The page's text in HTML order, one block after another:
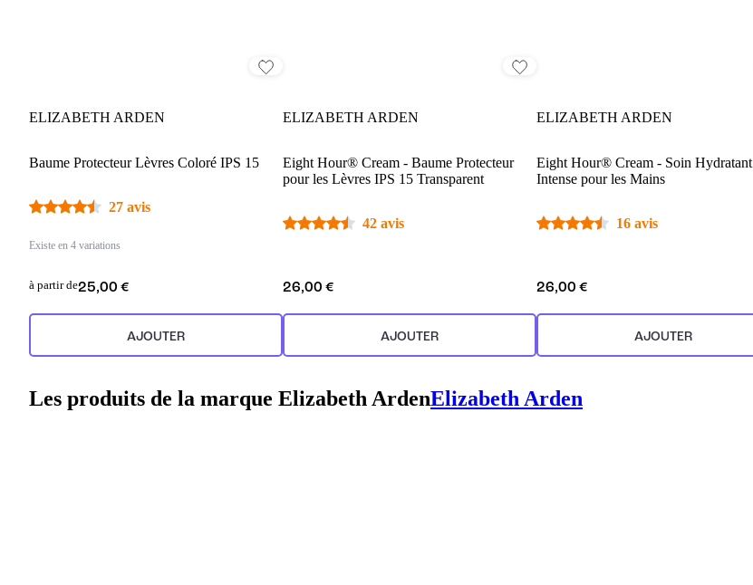
ELIZABETH ARDEN
Baume Protecteur Lèvres Coloré IPS 15
27 avis
Existe en 4 variations
à partir de25,00 €
AJOUTER
ELIZABETH ARDEN
Eight Hour® Cream - Baume Protecteur
pour les Lèvres IPS 15 Transparent
42 avis
26,00 €
AJOUTER
ELIZABETH ARDEN
Eight Hour® Cream - Soin Hydratant
Intense pour les Mains
16 avis
26,00 €
AJOUTER
Les produits de la marque Elizabeth ArdenElizabeth Arden